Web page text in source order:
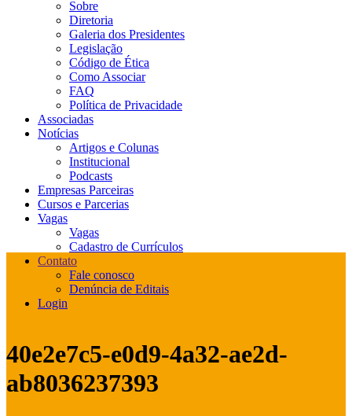
Sobre
Diretoria
Galeria dos Presidentes
Legislação
Código de Ética
Como Associar
FAQ
Política de Privacidade
Associadas
Notícias
Artigos e Colunas
Institucional
Podcasts
Empresas Parceiras
Cursos e Parcerias
Vagas
Vagas
Cadastro de Currículos
Contato
Fale conosco
Denúncia de Editais
Login
40e2e7c5-e0d9-4a32-ae2d-
ab8036237393